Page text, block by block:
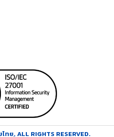
ย. ALL RIGHTS RESERVED.